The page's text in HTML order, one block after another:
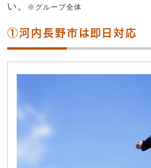
い。
※グループ全体
①河内長野市は即日対応